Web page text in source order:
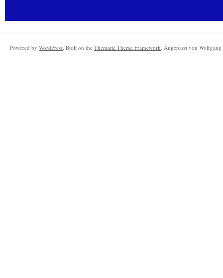
Powered by WordPress. Built on the Thematic Theme Framework. Angepasst von